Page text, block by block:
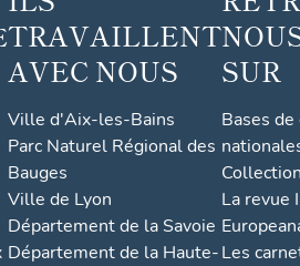
TRAVAILLENT
AVEC NOUS
Ville d'Aix-les-Bains
Parc Naturel Régional des
Bauges
Ville de Lyon
Département de la Savoie
Département de la Haute-
SUR
Bases
La revue
Les